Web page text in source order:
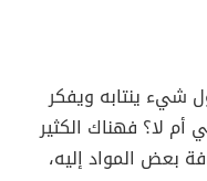
شيء ينتابه ويفكر
لا؟ فهناك الكثير
بعض المواد إليه،